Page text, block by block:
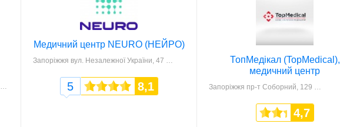
Медичний центр NEURO (НЕЙРО)
Запоріжжя вул. Незалежної України, 47
5 8,1
ТопМедікал (TopMedical),
медичний центр
Запоріжжя пр-т Соборний, 129
4,7